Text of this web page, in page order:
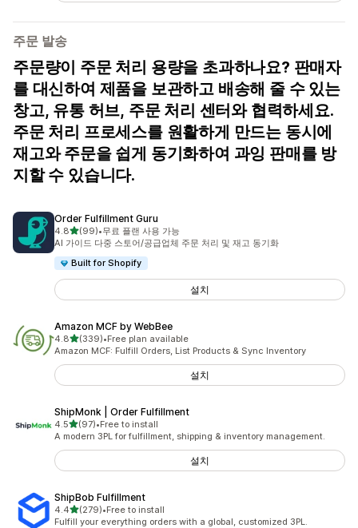
주문 발송
주문량이 주문 처리 용량을 초과하나요? 판매자
를 대신하여 제품을 보관하고 배송해 줄 수 있는
창고, 유통 허브, 주문 처리 센터와 협력하세요.
주문 처리 프로세스를 원활하게 만드는 동시에
재고와 주문을 쉽게 동기화하여 과잉 판매를 방
지할 수 있습니다.
Order Fulfillment Guru
4.8별 5개 중
(99)
총 리뷰 99개
•무료 플랜 사용 가능
AI 가이드 다중 스토어/공급업체 주문 처리 및 재고 동기화
Built for Shopify
설치
Amazon MCF by WebBee
4.8별 5개 중
(339)
총 리뷰 339개
•Free plan available
Amazon MCF: Fulfill Orders, List Products & Sync Inventory
설치
ShipMonk | Order Fulfillment
4.5별 5개 중
(97)
총 리뷰 97개
•Free to install
A modern 3PL for fulfillment, shipping & inventory management.
설치
ShipBob Fulfillment
4.4별 5개 중
(279)
총 리뷰 279개
•Free to install
Fulfill your everything orders with a global, customized 3PL.